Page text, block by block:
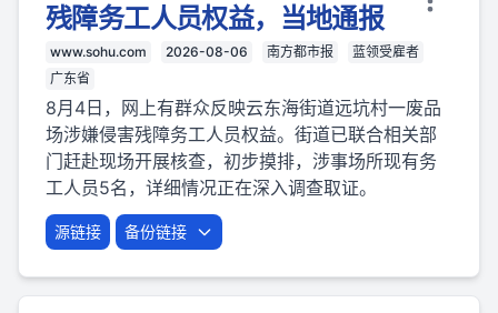
残障务工人员权益，当地通报
www.sohu.com 2026-08-06 南方都市报
蓝领受雇者
广东省
8月4日，网上有群众反映云东海街道远坑村一废品
场涉嫌侵害残障务工人员权益。街道已联合相关部
门赶赴现场开展核查，初步摸排，涉事场所现有务
工人员5名，详细情况正在深入调查取证。
源链接 备份链接